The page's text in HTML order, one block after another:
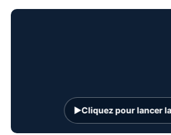
▶Cliquez pour lancer